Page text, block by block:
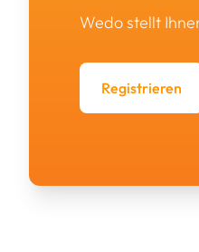
Wedo stellt
Registrieren